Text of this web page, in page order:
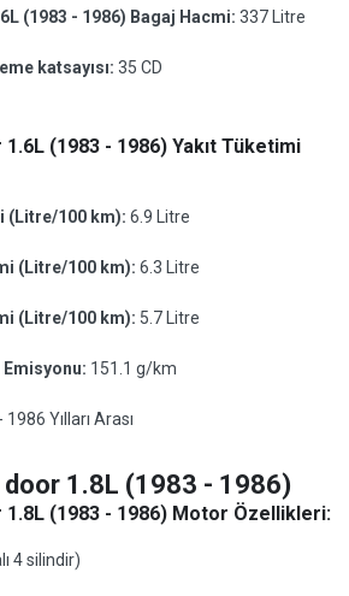
(1983 - 1986) Bagaj Hacmi: 337 Litre
katsayısı: 35 CD
1.6L (1983 - 1986) Yakıt Tüketimi
(Litre/100 km): 6.9 Litre
(Litre/100 km): 6.3 Litre
(Litre/100 km): 5.7 Litre
151.1 g/km
Yılları Arası
door 1.8L (1983 - 1986)
1.8L (1983 - 1986) Motor Özellikleri:
4 silindir)